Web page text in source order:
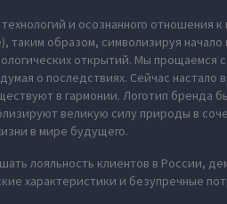
и осознанного отношения к
таким образом, символизируя
открытий. Мы прощаемся
о последствиях. Сейчас настало
в гармонии. Логотип бренда
великую силу природы в
в мире будущего.
лояльность клиентов в России,
характеристики и безупречные